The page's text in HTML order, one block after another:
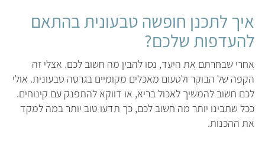
איך לתכנן חופשה טבעונית בהתאם
להעדפות שלכם?
אחרי שבחרתם את היעד, נסו להבין מה חשוב לכם. אצלי זה
הקפה של הבוקר ולטעום מאכלים מקומיים בגרסה טבעונית. אולי
לכם חשוב להמשיך לאכול בריא, או דווקא להתפנק עם קינוחים.
ככל שתבינו יותר מה חשוב לכם, כך תדעו טוב יותר במה למקד
את ההכנות.